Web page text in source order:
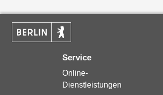
Service
Online-
Dienstleistungen